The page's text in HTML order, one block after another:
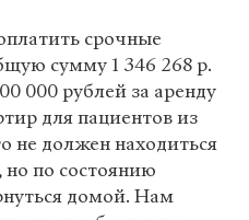
срочные
сумму 1 346 268 р.
000 рублей за аренду
для пациентов из
не должен находиться
но по состоянию
домой. Нам